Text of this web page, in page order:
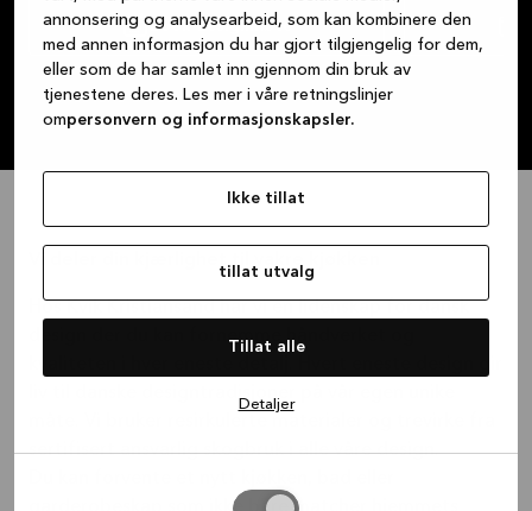
annonsering og analysearbeid, som kan kombinere den
med annen informasjon du har gjort tilgjengelig for dem,
eller som de har samlet inn gjennom din bruk av
tjenestene deres. Les mer i våre retningslinjer
ompersonvern og informasjonskapsler.
Ikke tillat
tillat utvalg
Tillat alle
Detaljer
Book designmøte
garderobe
lang tid.
design der du kan fornemme håndverket og
sertifisert ansvarlig skogbruk i alle våre design.